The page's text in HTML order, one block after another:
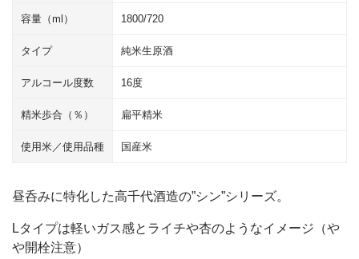
容量（ml） 1800/720
タイプ 純米生原酒
アルコール度数 16度
精米歩合（％） 扁平精米
使用米／使用品種 国産米
昼呑みに特化した高千代酒造の”シン”シリーズ。
Lタイプは軽いガス感とライチや杏のようなイメージ（や
や開栓注意）